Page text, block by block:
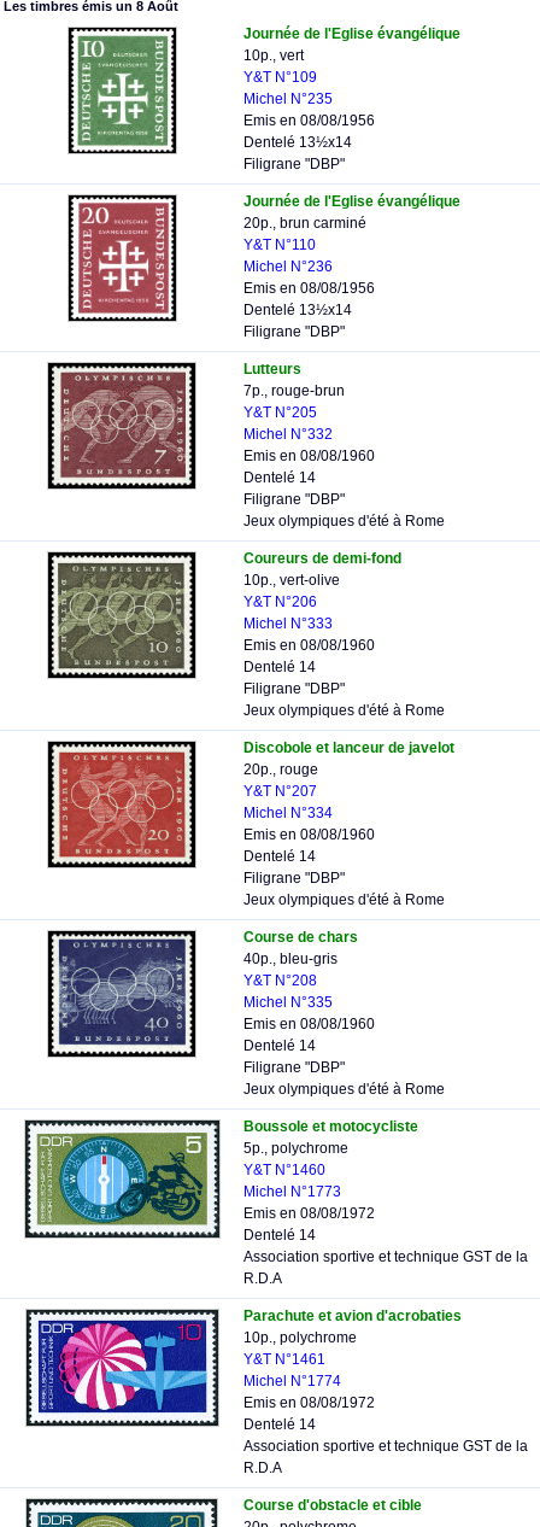
Les timbres émis un 8 Août
Journée de l'Eglise évangélique
10p., vert
Y&T N°109
Michel N°235
Emis en 08/08/1956
Dentelé 13½x14
Filigrane "DBP"
Journée de l'Eglise évangélique
20p., brun carminé
Y&T N°110
Michel N°236
Emis en 08/08/1956
Dentelé 13½x14
Filigrane "DBP"
Lutteurs
7p., rouge-brun
Y&T N°205
Michel N°332
Emis en 08/08/1960
Dentelé 14
Filigrane "DBP"
Jeux olympiques d'été à Rome
Coureurs de demi-fond
10p., vert-olive
Y&T N°206
Michel N°333
Emis en 08/08/1960
Dentelé 14
Filigrane "DBP"
Jeux olympiques d'été à Rome
Discobole et lanceur de javelot
20p., rouge
Y&T N°207
Michel N°334
Emis en 08/08/1960
Dentelé 14
Filigrane "DBP"
Jeux olympiques d'été à Rome
Course de chars
40p., bleu-gris
Y&T N°208
Michel N°335
Emis en 08/08/1960
Dentelé 14
Filigrane "DBP"
Jeux olympiques d'été à Rome
Boussole et motocycliste
5p., polychrome
Y&T N°1460
Michel N°1773
Emis en 08/08/1972
Dentelé 14
Association sportive et technique GST de la
R.D.A
Parachute et avion d'acrobaties
10p., polychrome
Y&T N°1461
Michel N°1774
Emis en 08/08/1972
Dentelé 14
Association sportive et technique GST de la
R.D.A
Course d'obstacle et cible